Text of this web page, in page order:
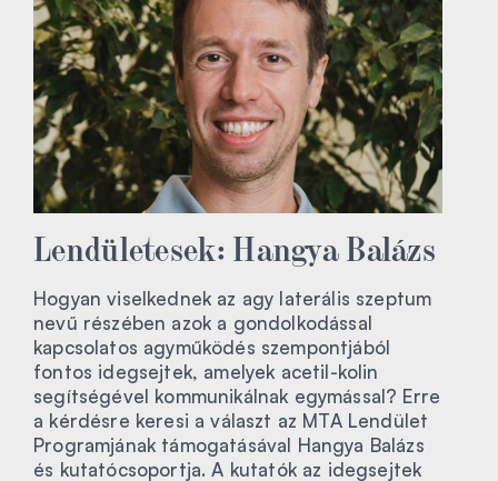
Lendületesek: Hangya Balázs
Hogyan viselkednek az agy laterális szeptum
nevű részében azok a gondolkodással
kapcsolatos agyműködés szempontjából
fontos idegsejtek, amelyek acetil-kolin
segítségével kommunikálnak egymással? Erre
a kérdésre keresi a választ az MTA Lendület
Programjának támogatásával Hangya Balázs
és kutatócsoportja. A kutatók az idegsejtek